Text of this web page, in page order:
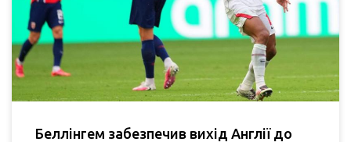
Беллінгем забезпечив вихід Англії до